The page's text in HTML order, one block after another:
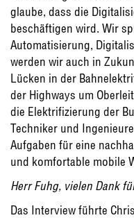
glaube, dass die
beschäftigen wird. Wir
Automatisierung,
werden wir auch in
Lücken in der
der Highways um
die Elektrifizierung der
Techniker und
Aufgaben für eine
und komfortable mobile
Herr Fuhg, vielen Dank
Das Interview führte